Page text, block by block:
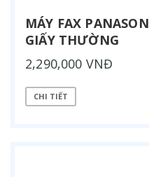
MÁY FAX
GIẤY THƯỜNG
2,290,000 VNĐ
CHI TIẾT